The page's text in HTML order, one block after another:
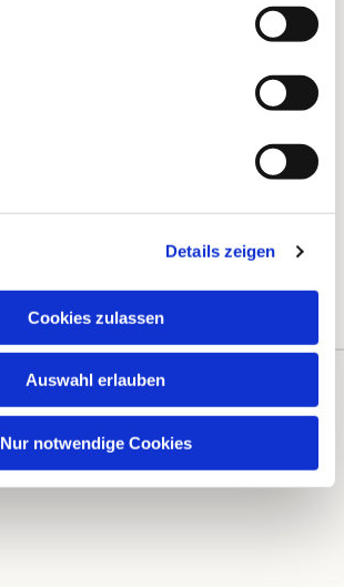
Details zeigen
Cookies zulassen
Auswahl erlauben
Nur notwendige Cookies